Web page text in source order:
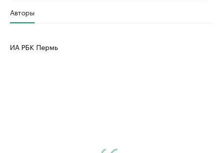
Авторы
ИА РБК Пермь